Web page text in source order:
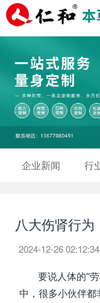
企业新闻 行
八大伤肾行为
2024-12-26 02:12:34
要说人体的“劳
中，很多小伙伴